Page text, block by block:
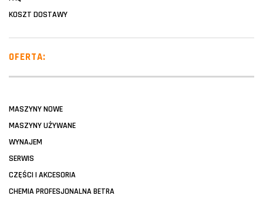
KOSZT DOSTAWY
OFERTA:
MASZYNY NOWE
MASZYNY UŻYWANE
WYNAJEM
SERWIS
CZĘŚCI I AKCESORIA
CHEMIA PROFESJONALNA BETRA